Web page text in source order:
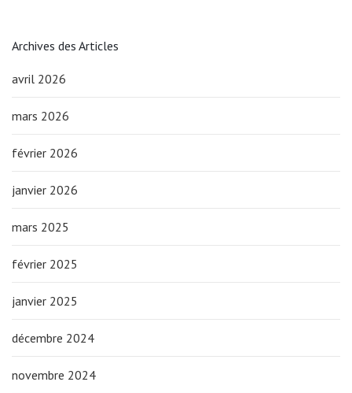
Archives des Articles
avril 2026
mars 2026
février 2026
janvier 2026
mars 2025
février 2025
janvier 2025
décembre 2024
novembre 2024